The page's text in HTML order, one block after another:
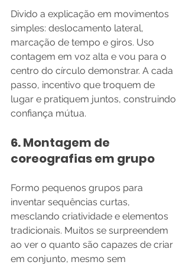
Divido a explicação em movimentos
simples: deslocamento lateral,
marcação de tempo e giros. Uso
contagem em voz alta e vou para o
centro do círculo demonstrar. A cada
passo, incentivo que troquem de
lugar e pratiquem juntos, construindo
confiança mútua.
6. Montagem de
coreografias em grupo
Formo pequenos grupos para
inventar sequências curtas,
mesclando criatividade e elementos
tradicionais. Muitos se surpreendem
ao ver o quanto são capazes de criar
em conjunto, mesmo sem